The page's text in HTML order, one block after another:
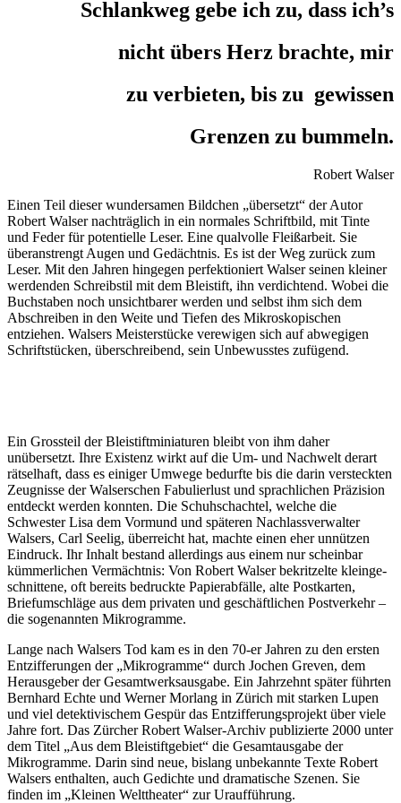
Schlankweg gebe ich zu, dass ich’s
nicht übers Herz brachte, mir
zu verbieten, bis zu gewissen
Grenzen zu bummeln.
Robert Walser
Einen Teil dieser wundersamen Bildchen „übersetzt“ der Autor
Robert Walser nachträglich in ein normales Schriftbild, mit Tinte
und Feder für potentielle Leser. Eine qualvolle Fleißarbeit. Sie
überanstrengt Augen und Gedächtnis. Es ist der Weg zurück zum
Leser. Mit den Jahren hingegen perfektioniert Walser seinen kleiner
werdenden Schreibstil mit dem Bleistift, ihn verdichtend. Wobei die
Buchstaben noch unsichtbarer werden und selbst ihm sich dem
Abschreiben in den Weite und Tiefen des Mikroskopischen
entziehen. Walsers Meisterstücke verewigen sich auf abwegigen
Schriftstücken, überschreibend, sein Unbewusstes zufügend.
Ein Grossteil der Bleistiftminiaturen bleibt von ihm daher
unübersetzt. Ihre Existenz wirkt auf die Um- und Nachwelt derart
rätselhaft, dass es einiger Umwege bedurfte bis die darin versteckten
Zeugnisse der Walserschen Fabulierlust und sprachlichen Präzision
entdeckt werden konnten. Die Schuhschachtel, welche die
Schwester Lisa dem Vormund und späteren Nachlassverwalter
Walsers, Carl Seelig, überreicht hat, machte einen eher unnützen
Eindruck. Ihr Inhalt bestand allerdings aus einem nur scheinbar
kümmerlichen Vermächtnis: Von Robert Walser bekritzelte kleinge-
schnittene, oft bereits bedruckte Papierabfälle, alte Postkarten,
Briefumschläge aus dem privaten und geschäftlichen Postverkehr –
die sogenannten Mikrogramme.
Lange nach Walsers Tod kam es in den 70-er Jahren zu den ersten
Entzifferungen der „Mikrogramme“ durch Jochen Greven, dem
Herausgeber der Gesamtwerksausgabe. Ein Jahrzehnt später führten
Bernhard Echte und Werner Morlang in Zürich mit starken Lupen
und viel detektivischem Gespür das Entzifferungsprojekt über viele
Jahre fort. Das Zürcher Robert Walser-Archiv publizierte 2000 unter
dem Titel „Aus dem Bleistiftgebiet“ die Gesamtausgabe der
Mikrogramme. Darin sind neue, bislang unbekannte Texte Robert
Walsers enthalten, auch Gedichte und dramatische Szenen. Sie
finden im „Kleinen Welttheater“ zur Uraufführung.